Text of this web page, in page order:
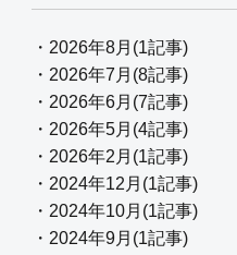
・2026年8月(1記事)
・2026年7月(8記事)
・2026年6月(7記事)
・2026年5月(4記事)
・2026年2月(1記事)
・2024年12月(1記事)
・2024年10月(1記事)
・2024年9月(1記事)